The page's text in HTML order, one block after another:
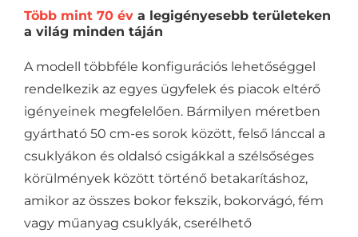
Több mint 70 éva legigényesebb területeken
a világ minden táján
A modell többféle konfigurációs lehetőséggel
rendelkezik az egyes ügyfelek és piacok eltérő
igényeinek megfelelően. Bármilyen méretben
gyártható 50 cm-es sorok között, felső lánccal a
csuklyákon és oldalsó csigákkal a szélsőséges
körülmények között történő betakarításhoz,
amikor az összes bokor fekszik, bokorvágó, fém
vagy műanyag csuklyák, cserélhető